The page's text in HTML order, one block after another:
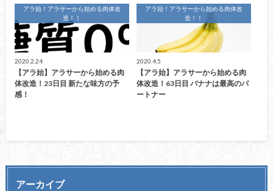
アラ始！アラサーから始める肉体改
造！！
2020.2.24
【アラ始】アラサーから始める肉
体改造！23日目 新たな味方の予
感！
アラ始！アラサーから始める肉体改
造！！
2020.4.5
【アラ始】アラサーから始める肉
体改造！63日目 バナナは最高のパ
ートナー
アーカイブ